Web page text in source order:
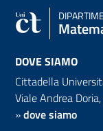
DOVE SIAMO
Cittadella
Viale Andrea
»dove siamo